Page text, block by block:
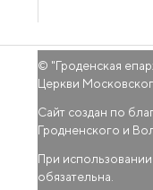
© "Гроденская
Церкви
Сайт создан по
Гродненского и
При
обязательна.